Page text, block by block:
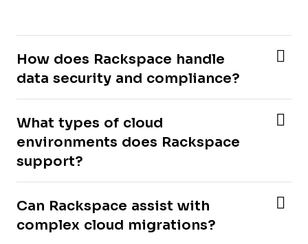
How does Rackspace handle
data security and compliance?
What types of cloud
environments does Rackspace
support?
Can Rackspace assist with
complex cloud migrations?